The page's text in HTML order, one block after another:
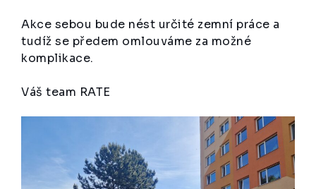
Akce sebou bude nést určité zemní práce a
tudíž se předem omlouváme za možné
komplikace.
Váš team RATE